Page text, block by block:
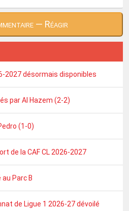
— Réagir
2027 désormais disponibles
par Al Hazem (2-2)
(1-0)
de la CAF CL 2026-2027
Parc B
de Ligue 1 2026-27 dévoilé